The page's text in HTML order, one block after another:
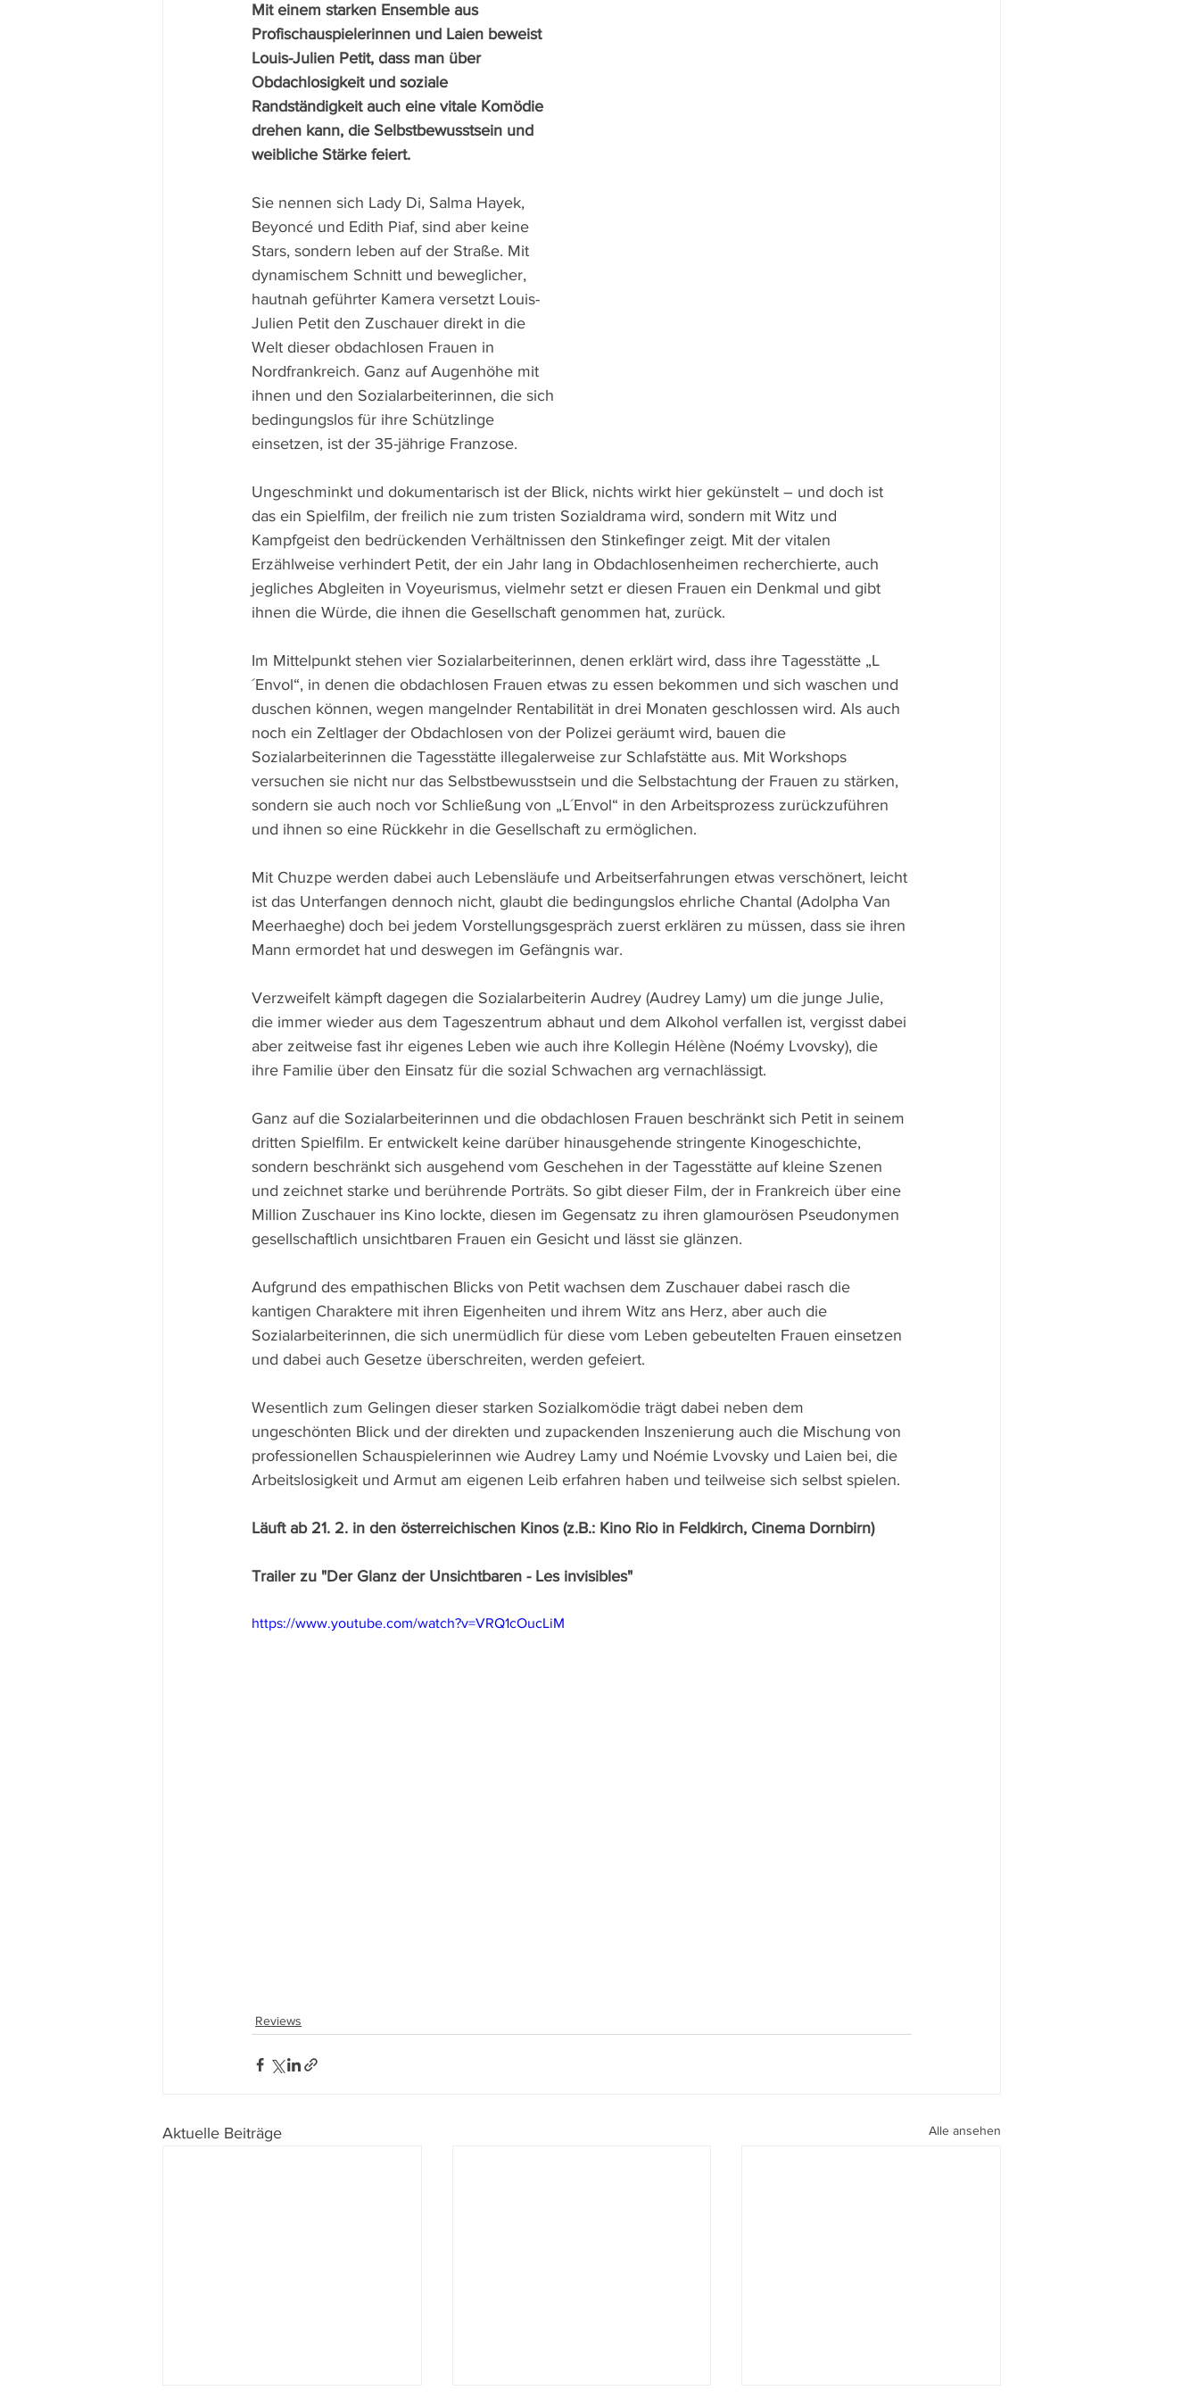
Mit einem starken Ensemble aus
Profischauspielerinnen und Laien beweist
Louis-Julien Petit, dass man über
Obdachlosigkeit und soziale
Randständigkeit auch eine vitale Komödie
drehen kann, die Selbstbewusstsein und
weibliche Stärke feiert.
Sie nennen sich Lady Di, Salma Hayek,
Beyoncé und Edith Piaf, sind aber keine
Stars, sondern leben auf der Straße. Mit
dynamischem Schnitt und beweglicher,
hautnah geführter Kamera versetzt Louis-
Julien Petit den Zuschauer direkt in die
Welt dieser obdachlosen Frauen in
Nordfrankreich. Ganz auf Augenhöhe mit
ihnen und den Sozialarbeiterinnen, die sich
bedingungslos für ihre Schützlinge
einsetzen, ist der 35-jährige Franzose.
Ungeschminkt und dokumentarisch ist der Blick, nichts wirkt hier gekünstelt – und doch ist
das ein Spielfilm, der freilich nie zum tristen Sozialdrama wird, sondern mit Witz und
Kampfgeist den bedrückenden Verhältnissen den Stinkefinger zeigt. Mit der vitalen
Erzählweise verhindert Petit, der ein Jahr lang in Obdachlosenheimen recherchierte, auch
jegliches Abgleiten in Voyeurismus, vielmehr setzt er diesen Frauen ein Denkmal und gibt
ihnen die Würde, die ihnen die Gesellschaft genommen hat, zurück.
Im Mittelpunkt stehen vier Sozialarbeiterinnen, denen erklärt wird, dass ihre Tagesstätte „L
´Envol“, in denen die obdachlosen Frauen etwas zu essen bekommen und sich waschen und
duschen können, wegen mangelnder Rentabilität in drei Monaten geschlossen wird. Als auch
noch ein Zeltlager der Obdachlosen von der Polizei geräumt wird, bauen die
Sozialarbeiterinnen die Tagesstätte illegalerweise zur Schlafstätte aus. Mit Workshops
versuchen sie nicht nur das Selbstbewusstsein und die Selbstachtung der Frauen zu stärken,
sondern sie auch noch vor Schließung von „L´Envol“ in den Arbeitsprozess zurückzuführen
und ihnen so eine Rückkehr in die Gesellschaft zu ermöglichen.
Mit Chuzpe werden dabei auch Lebensläufe und Arbeitserfahrungen etwas verschönert, leicht
ist das Unterfangen dennoch nicht, glaubt die bedingungslos ehrliche Chantal (Adolpha Van
Meerhaeghe) doch bei jedem Vorstellungsgespräch zuerst erklären zu müssen, dass sie ihren
Mann ermordet hat und deswegen im Gefängnis war.
Verzweifelt kämpft dagegen die Sozialarbeiterin Audrey (Audrey Lamy) um die junge Julie,
die immer wieder aus dem Tageszentrum abhaut und dem Alkohol verfallen ist, vergisst dabei
aber zeitweise fast ihr eigenes Leben wie auch ihre Kollegin Hélène (Noémy Lvovsky), die
ihre Familie über den Einsatz für die sozial Schwachen arg vernachlässigt.
Ganz auf die Sozialarbeiterinnen und die obdachlosen Frauen beschränkt sich Petit in seinem
dritten Spielfilm. Er entwickelt keine darüber hinausgehende stringente Kinogeschichte,
sondern beschränkt sich ausgehend vom Geschehen in der Tagesstätte auf kleine Szenen
und zeichnet starke und berührende Porträts. So gibt dieser Film, der in Frankreich über eine
Million Zuschauer ins Kino lockte, diesen im Gegensatz zu ihren glamourösen Pseudonymen
gesellschaftlich unsichtbaren Frauen ein Gesicht und lässt sie glänzen.
Aufgrund des empathischen Blicks von Petit wachsen dem Zuschauer dabei rasch die
kantigen Charaktere mit ihren Eigenheiten und ihrem Witz ans Herz, aber auch die
Sozialarbeiterinnen, die sich unermüdlich für diese vom Leben gebeutelten Frauen einsetzen
und dabei auch Gesetze überschreiten, werden gefeiert.
Wesentlich zum Gelingen dieser starken Sozialkomödie trägt dabei neben dem
ungeschönten Blick und der direkten und zupackenden Inszenierung auch die Mischung von
professionellen Schauspielerinnen wie Audrey Lamy und Noémie Lvovsky und Laien bei, die
Arbeitslosigkeit und Armut am eigenen Leib erfahren haben und teilweise sich selbst spielen.
Läuft ab 21. 2. in den österreichischen Kinos (z.B.: Kino Rio in Feldkirch, Cinema Dornbirn)
Trailer zu "Der Glanz der Unsichtbaren - Les invisibles"
https://www.youtube.com/watch?v=VRQ1cOucLiM
Reviews
Aktuelle Beiträge Alle ansehen